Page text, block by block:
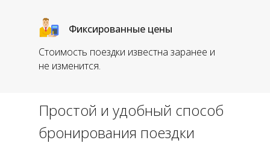
Стоимость поездки известна заранее и
не изменится.
Фиксированные цены
Простой и удобный способ
бронирования поездки